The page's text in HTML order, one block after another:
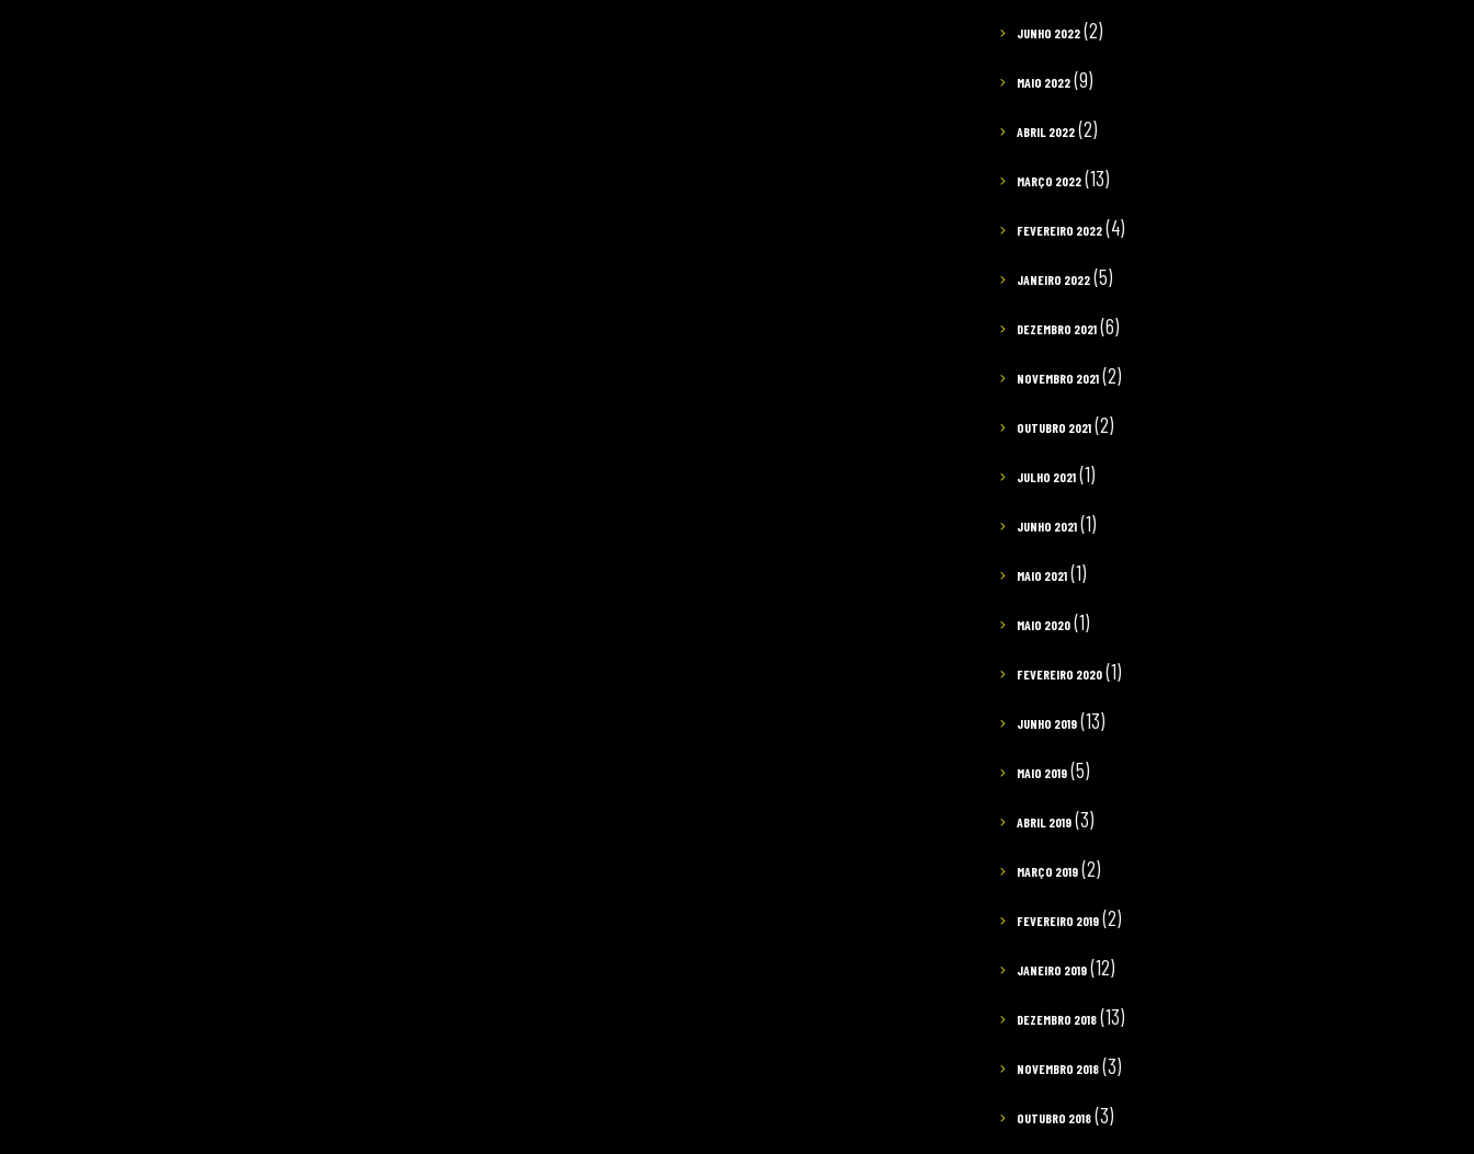
JUNHO 2022 (2)
MAIO 2022 (9)
ABRIL 2022 (2)
MARÇO 2022 (13)
FEVEREIRO 2022 (4)
JANEIRO 2022 (5)
DEZEMBRO 2021 (6)
NOVEMBRO 2021 (2)
OUTUBRO 2021 (2)
JULHO 2021 (1)
JUNHO 2021 (1)
MAIO 2021 (1)
MAIO 2020 (1)
FEVEREIRO 2020 (1)
JUNHO 2019 (13)
MAIO 2019 (5)
ABRIL 2019 (3)
MARÇO 2019 (2)
FEVEREIRO 2019 (2)
JANEIRO 2019 (12)
DEZEMBRO 2018 (13)
NOVEMBRO 2018 (3)
OUTUBRO 2018 (3)